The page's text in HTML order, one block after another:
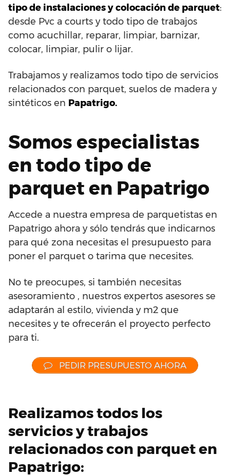
tipo de instalaciones y colocación de parquet:
desde Pvc a courts y todo tipo de trabajos
como acuchillar, reparar, limpiar, barnizar,
colocar, limpiar, pulir o lijar.
Trabajamos y realizamos todo tipo de servicios
relacionados con parquet, suelos de madera y
sintéticos en Papatrigo.
Somos especialistas
en todo tipo de
parquet en Papatrigo
Accede a nuestra empresa de parquetistas en
Papatrigo ahora y sólo tendrás que indicarnos
para qué zona necesitas el presupuesto para
poner el parquet o tarima que necesites.
No te preocupes, si también necesitas
asesoramiento , nuestros expertos asesores se
adaptarán al estilo, vivienda y m2 que
necesites y te ofrecerán el proyecto perfecto
para ti.
PEDIR PRESUPUESTO AHORA
Realizamos todos los
servicios y trabajos
relacionados con parquet en
Papatrigo: